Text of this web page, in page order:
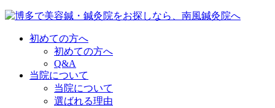
初めての方へ
初めての方へ
Q&A
当院について
当院について
選ばれる理由